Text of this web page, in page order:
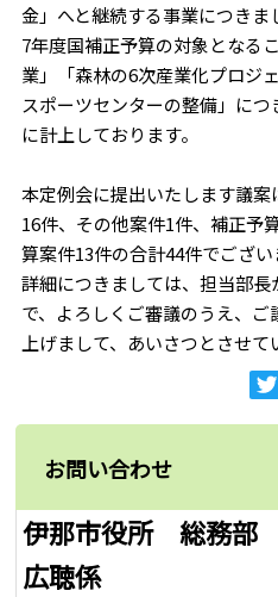
金」へと継続する事業につき
7年度国補正予算の対象となる
業」「森林の6次産業化プロジ
スポーツセンターの整備」に
に計上しております。
本定例会に提出いたします議
16件、その他案件1件、補正予
算案件13件の合計44件でござい
詳細につきましては、担当部
で、よろしくご審議のうえ、
上げまして、あいさつとさせて
お問い合わせ
伊那市役所 総務
広聴係